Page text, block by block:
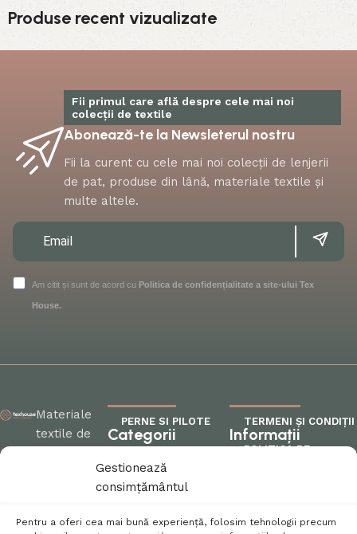
Gestionează
consimțământul
Pentru a oferi cea mai bună experiență, folosim tehnologii precum
Produse recent vizualizate
Fii primul care află despre cele mai noi
colecții de textile
Abonează-te la Newsleterul nostru
Fii la curent cu cele mai noi colecții de lenjerii
de pat, produse din lână, materiale textile și
multe altele.
Am citit și sunt de acord cu Politica de confidențialitate a site-ului Tex
House.
Materiale
textile de
fiecare colț
tale!
Categorii
PERNE SI PILOTE
MATERIALE
TEXTILE
PENTRU COPII
Informații
TERMENI ȘI CONDIȚII
POLITICA DE
POLITICA COOKIES